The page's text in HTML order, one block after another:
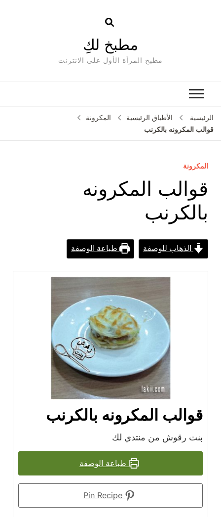
مطبخ لكِ
مطبخ المرأة الأول على الانترنت
الرئيسية الأطباق الرئيسية
المكرونة
قوالب المكرونه بالكرنب
المكرونة
قوالب المكرونه
بالكرنب
الذهاب للوصفة طباعة الوصفة
قوالب المكرونه بالكرنب
بنت رقوش من منتدي لك
طباعة الوصفة
Pin Recipe